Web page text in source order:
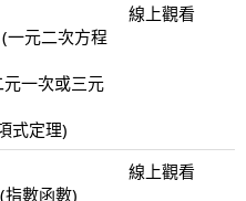
元二次方程
一次或三元
式定理)
線上觀看
數函數)
線上觀看